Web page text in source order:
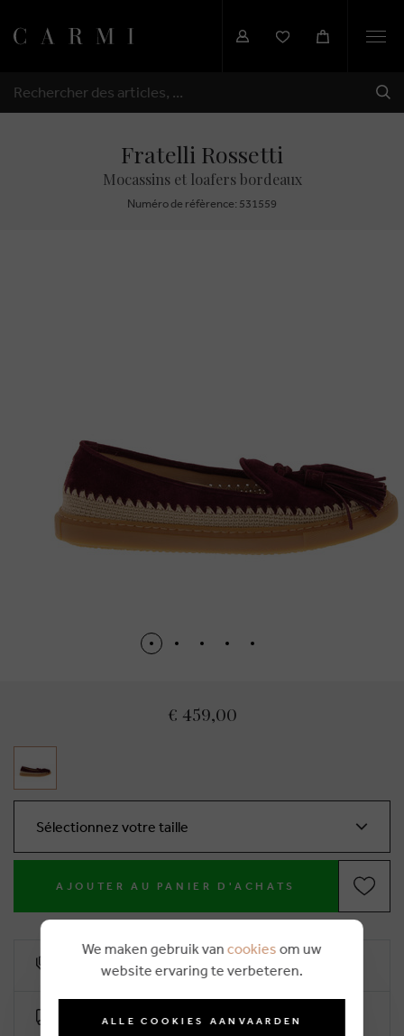
RECHERCHER
Fratelli Rossetti
Mocassins et loafers bordeaux
Numéro de réfèrence: 531559
€ 459,00
Sélectionnez votre taille
AJOUTER AU PANIER D'ACHATS
10% remise de fidélité
Livraison gratuite dès €50 (2-4 jours ouvrables)
We maken gebruik van cookies om uw
website ervaring te verbeteren.
ALLE COOKIES AANVAARDEN